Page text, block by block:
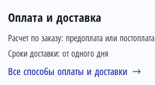
Оплата и доставка
Расчет по заказу: предоплата или постоплата
Сроки доставки: от одного дня
Все способы оплаты и доставки